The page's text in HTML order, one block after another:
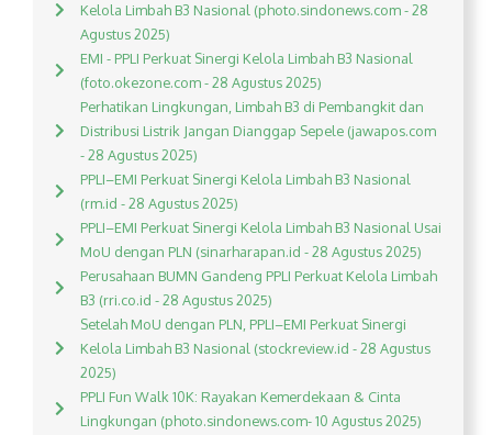
Kelola Limbah B3 Nasional (photo.sindonews.com - 28
Agustus 2025)
EMI - PPLI Perkuat Sinergi Kelola Limbah B3 Nasional
(foto.okezone.com - 28 Agustus 2025)
Perhatikan Lingkungan, Limbah B3 di Pembangkit dan
Distribusi Listrik Jangan Dianggap Sepele (jawapos.com
- 28 Agustus 2025)
PPLI–EMI Perkuat Sinergi Kelola Limbah B3 Nasional
(rm.id - 28 Agustus 2025)
PPLI–EMI Perkuat Sinergi Kelola Limbah B3 Nasional Usai
MoU dengan PLN (sinarharapan.id - 28 Agustus 2025)
Perusahaan BUMN Gandeng PPLI Perkuat Kelola Limbah
B3 (rri.co.id - 28 Agustus 2025)
Setelah MoU dengan PLN, PPLI–EMI Perkuat Sinergi
Kelola Limbah B3 Nasional (stockreview.id - 28 Agustus
2025)
PPLI Fun Walk 10K: Rayakan Kemerdekaan & Cinta
Lingkungan (photo.sindonews.com- 10 Agustus 2025)